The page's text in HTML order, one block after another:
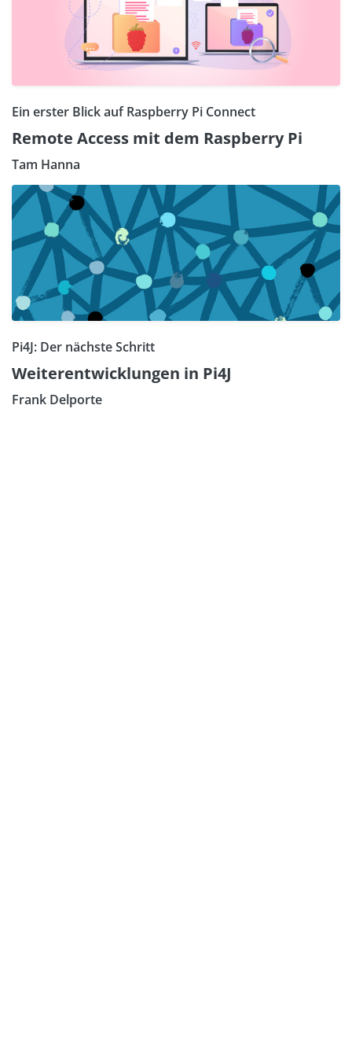
Ein erster Blick auf Raspberry Pi Connect
Remote Access mit dem Raspberry Pi
Tam Hanna
Pi4J: Der nächste Schritt
Weiterentwicklungen in Pi4J
Frank Delporte